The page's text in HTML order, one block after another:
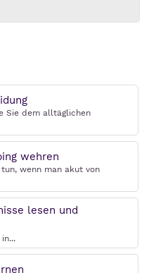
Sie dem alltäglichen
wehren
wenn man akut von
lesen und